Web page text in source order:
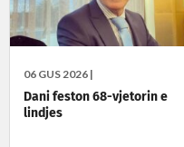
06 GUS 2026 |
Dani feston 68-vjetorin e
lindjes